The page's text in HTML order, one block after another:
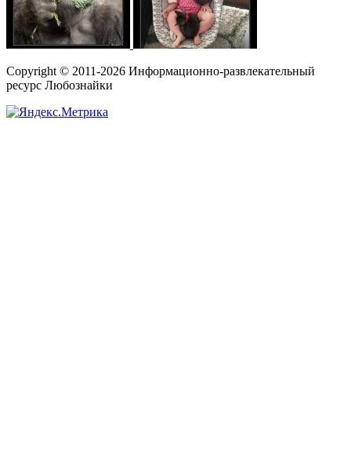
Copyright © 2011-2026 Информационно-развлекательный
ресурс Любознайки